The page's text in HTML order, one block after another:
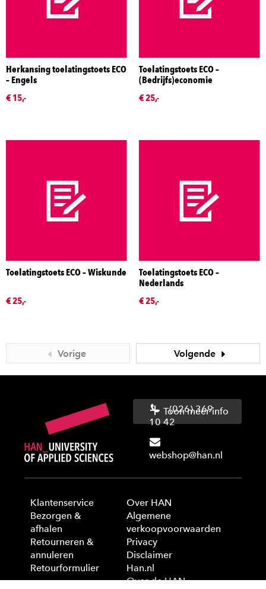
Herkansing toelatingstoets ECO
– Engels
€ 15,-
Toelatingstoets ECO –
(Bedrijfs)economie
€ 25,-
Toelatingstoets ECO – Wiskunde
€ 25,-
Toelatingstoets ECO –
Nederlands
€ 25,-
Vorige Volgende
(026) 369
10 42
webshop@han.nl
Toon meer info
Klantenservice
Bezorgen &
afhalen
Retourneren &
annuleren
Retourformulier
Over HAN
Algemene
verkoopvoorwaarden
Privacy
Disclaimer
Han.nl
Over de HAN